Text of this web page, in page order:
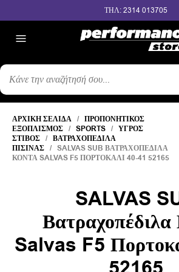
ΤΗΛ: 2314 013705
ΑΝΑΖΉΤΗΣΗ
ΠΡΟΪΌΝΤΩΝ
ΑΡΧΙΚΉ ΣΕΛΊΔΑ / ΠΡΟΠΟΝΗΤΙΚΌΣ
ΕΞΟΠΛΙΣΜΌΣ / SPORTS / ΥΓΡΌΣ
ΣΤΊΒΟΣ / ΒΑΤΡΑΧΟΠΈΔΙΛΑ
ΠΙΣΊΝΑΣ / SALVAS SUB ΒΑΤΡΑΧΟΠΈΔΙΛΑ
ΚΟΝΤΆ SALVAS F5 ΠΟΡΤΟΚΑΛΊ 40-41 52165
SALVAS
Salvas F5